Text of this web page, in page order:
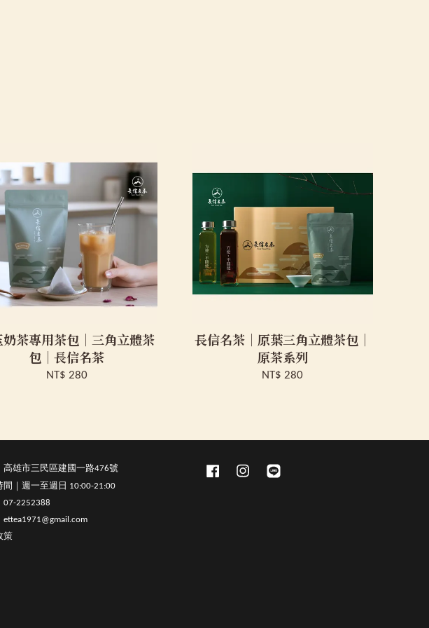
奶茶專用茶包｜三角立體茶
包｜長信名茶
NT$ 280
長信名茶｜原葉三角立體茶包｜
原茶系列
NT$ 280
高雄市三民區建國一路476號
間｜週一至週日 10:00-21:00
07-2252388
ettea1971@gmail.com
策
Facebook Instagram